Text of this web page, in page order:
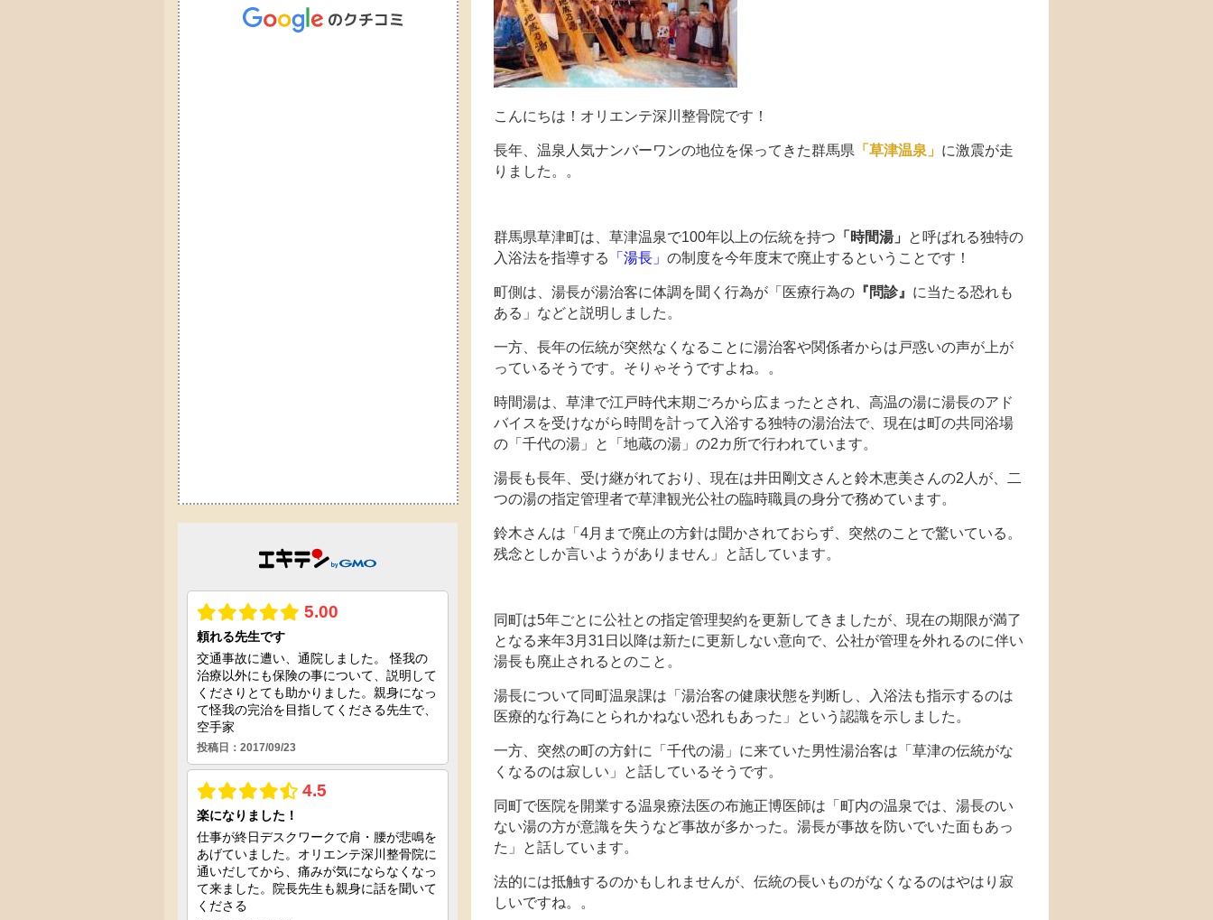
こんにちは！オリエンテ深川整骨院です！
長年、温泉人気ナンバーワンの地位を保ってきた群馬県 「草津温泉」 に激震が走
りました。。
群馬県草津町は、草津温泉で100年以上の伝統を持つ 「時間湯」
と呼ばれる独特の
入浴法を指導する
「湯長」 の制度を今年度末で廃止するということです！
町側は、湯長が湯治客に体調を聞く行為が「医療行為の 『問診』 に当たる恐れも
ある」などと説明しました。
一方、長年の伝統が突然なくなることに湯治客や関係者からは戸惑いの声が上が
っているそうです。そりゃそうですよね。。
時間湯は、草津で江戸時代末期ごろから広まったとされ、高温の湯に湯長のアド
バイスを受けながら時間を計って入浴する独特の湯治法で、現在は町の共同浴場
の「千代の湯」と「地蔵の湯」の2カ所で行われています。
湯長も長年、受け継がれており、現在は井田剛文さんと鈴木恵美さんの2人が、二
つの湯の指定管理者で草津観光公社の臨時職員の身分で務めています。
鈴木さんは「4月まで廃止の方針は聞かされておらず、突然のことで驚いている。
残念としか言いようがありません」と話しています。
同町は5年ごとに公社との指定管理契約を更新してきましたが、現在の期限が満了
となる来年3月31日以降は新たに更新しない意向で、公社が管理を外れるのに伴い
湯長も廃止されるとのこと。
湯長について同町温泉課は「湯治客の健康状態を判断し、入浴法も指示するのは
医療的な行為にとられかねない恐れもあった」という認識を示しました。
一方、突然の町の方針に「千代の湯」に来ていた男性湯治客は「草津の伝統がな
くなるのは寂しい」と話しているそうです。
同町で医院を開業する温泉療法医の布施正博医師は「町内の温泉では、湯長のい
ない湯の方が意識を失うなど事故が多かった。湯長が事故を防いでいた面もあっ
た」と話しています。
法的には抵触するのかもしれませんが、伝統の長いものがなくなるのはやはり寂
しいですね。。